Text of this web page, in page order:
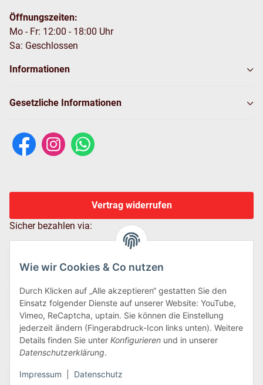
Wie wir Cookies & Co nutzen
Durch Klicken auf „Alle akzeptieren“ gestatten Sie den
Einsatz folgender Dienste auf unserer Website: YouTube,
Vimeo, ReCaptcha, uptain. Sie können die Einstellung
jederzeit ändern (Fingerabdruck-Icon links unten). Weitere
Details finden Sie unter Konfigurieren und in unserer
Datenschutzerklärung.
Impressum Datenschutz
Öffnungszeiten:
Mo - Fr: 12:00 - 18:00 Uhr
Sa: Geschlossen
Informationen
Gesetzliche Informationen
Vertrag widerrufen
Sicher bezahlen via:
Wir versenden via: